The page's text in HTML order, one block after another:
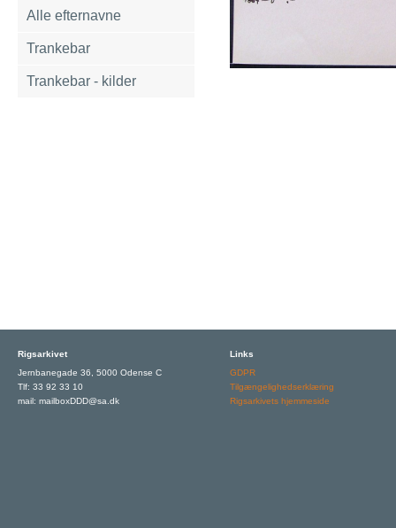
Alle efternavne
Trankebar
Trankebar - kilder
Rigsarkivet
Jernbanegade 36, 5000 Odense C
Tlf: 33 92 33 10
mail: mailboxDDD@sa.dk
Links
GDPR
Tilgængelighedserklæring
Rigsarkivets hjemmeside